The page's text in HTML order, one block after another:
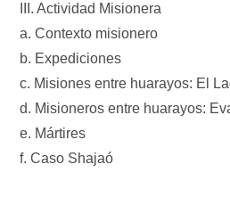
III. Actividad Misionera
a. Contexto misionero
b. Expediciones
c. Misiones entre huarayos: El
d. Misioneros entre huarayos:
e. Mártires
f. Caso Shajaó